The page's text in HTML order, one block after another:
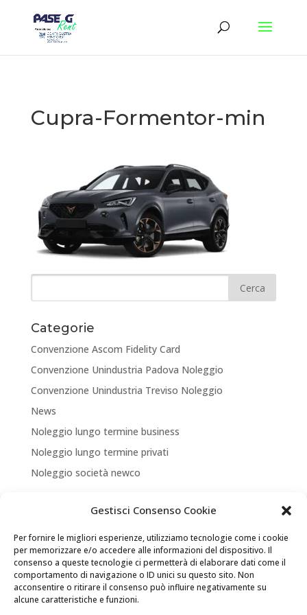
Gestisci Consenso Cookie
Per fornire le migliori esperienze, utilizziamo tecnologie come i cookie
per memorizzare e/o accedere alle informazioni del dispositivo. Il
consenso a queste tecnologie ci permetterà di elaborare dati come il
comportamento di navigazione o ID unici su questo sito. Non
acconsentire o ritirare il consenso può influire negativamente su
alcune caratteristiche e funzioni.
Cupra-Formentor-min
Categorie
Convenzione Ascom Fidelity Card
Convenzione Unindustria Padova Noleggio
Convenzione Unindustria Treviso Noleggio
News
Noleggio lungo termine business
Noleggio lungo termine privati
Noleggio società newco
Articoli recenti
ASSICURA LA TUA MOBILITA’
NEW LOCATION + NEW PARTNERSHIP
Convenzione Soci di UNINDUSTRIA PADOVA TREVISO
VENEZIA ROVIGO